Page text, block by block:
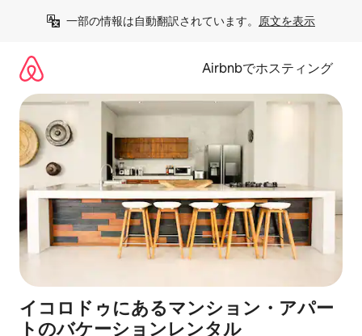
一部の情報は自動翻訳されています。 原文を表示
Airbnbでホスティング
イコロドゥにあるマンション・アパー
トのバケーションレンタル